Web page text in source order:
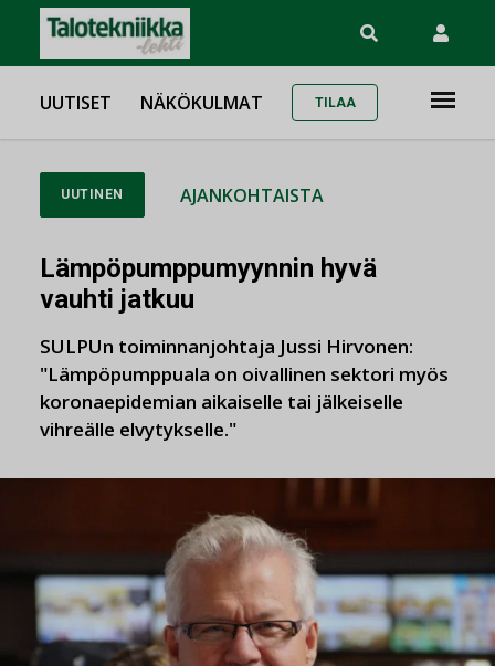
UUTISET NÄKÖKULMAT TILAA
UUTINEN AJANKOHTAISTA
Lämpöpumppumyynnin hyvä
vauhti jatkuu
SULPUn toiminnanjohtaja Jussi Hirvonen:
"Lämpöpumppuala on oivallinen sektori myös
koronaepidemian aikaiselle tai jälkeiselle
vihreälle elvytykselle."